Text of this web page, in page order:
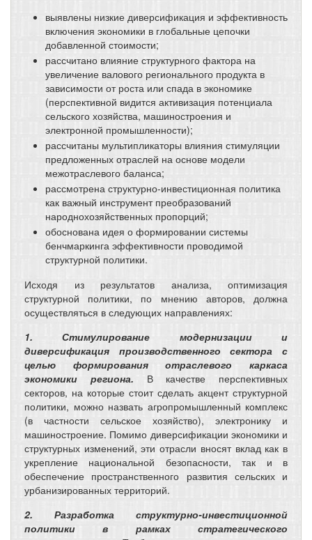
выявлены низкие диверсификация и эффективность
включения экономики в глобальные цепочки
добавленной стоимости;
рассчитано влияние структурного фактора на
увеличение валового регионального продукта в
зависимости от роста или спада в экономике
(перспективной видится активизация потенциала
сельского хозяйства, машиностроения и
электронной промышленности);
рассчитаны мультипликаторы влияния стимуляции
предложенных отраслей на основе модели
межотраслевого баланса;
рассмотрена структурно-инвестиционная политика
как важный инструмент преобразований
народнохозяйственных пропорций;
обоснована идея о формировании системы
бенчмаркинга эффективности проводимой
структурной политики.
Исходя из результатов анализа, оптимизация
структурной политики, по мнению авторов, должна
осуществляться в следующих направлениях:
1. Стимулирование модернизации и
диверсификация производственного сектора с
целью формирования отраслевого каркаса
экономики региона. В качестве перспективных
секторов, на которые стоит сделать акцент структурной
политики, можно назвать агропромышленный комплекс
(в частности сельское хозяйство), электронику и
машиностроение. Помимо диверсификации экономики и
структурных изменений, эти отрасли вносят вклад как в
укрепление национальной безопасности, так и в
обеспечение пространственного развития сельских и
урбанизированных территорий.
2. Разработка структурно-инвестиционной
политики в рамках стратегического